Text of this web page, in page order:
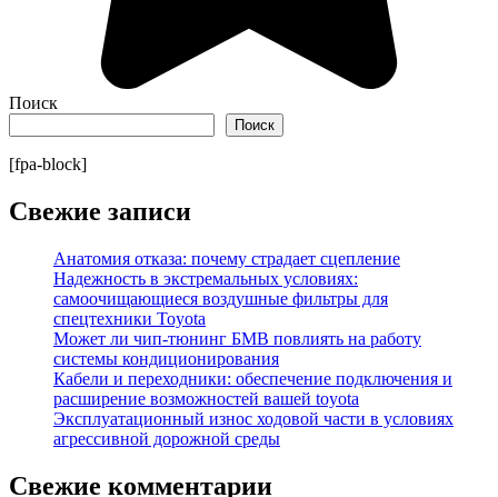
Поиск
Поиск
[fpa-block]
Свежие записи
Анатомия отказа: почему страдает сцепление
Надежность в экстремальных условиях:
самоочищающиеся воздушные фильтры для
спецтехники Toyota
Может ли чип-тюнинг БМВ повлиять на работу
системы кондиционирования
Кабели и переходники: обеспечение подключения и
расширение возможностей вашей toyota
Эксплуатационный износ ходовой части в условиях
агрессивной дорожной среды
Свежие комментарии